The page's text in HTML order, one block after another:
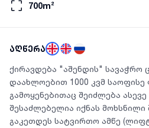
700m²
აღწერა
ქირავდება "აშენდის" სავაჭრო
დაახლოებით 1000 კვმ
გამოყენებითაც შეიძლება
შესაძლებელია იქნას
გაკეთდეს სატვირთო ამწე